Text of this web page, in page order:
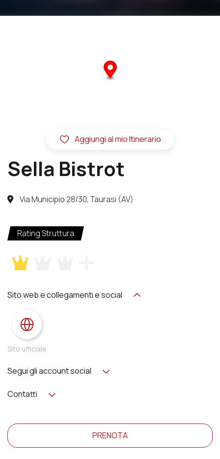
Sella Bistrot
Aggiungi al mio Itinerario
Via Municipio 28/30, Taurasi (AV)
Rating Struttura
Sito web e collegamenti e social
Sito ufficiale
Segui gli account social
Contatti
PRENOTA